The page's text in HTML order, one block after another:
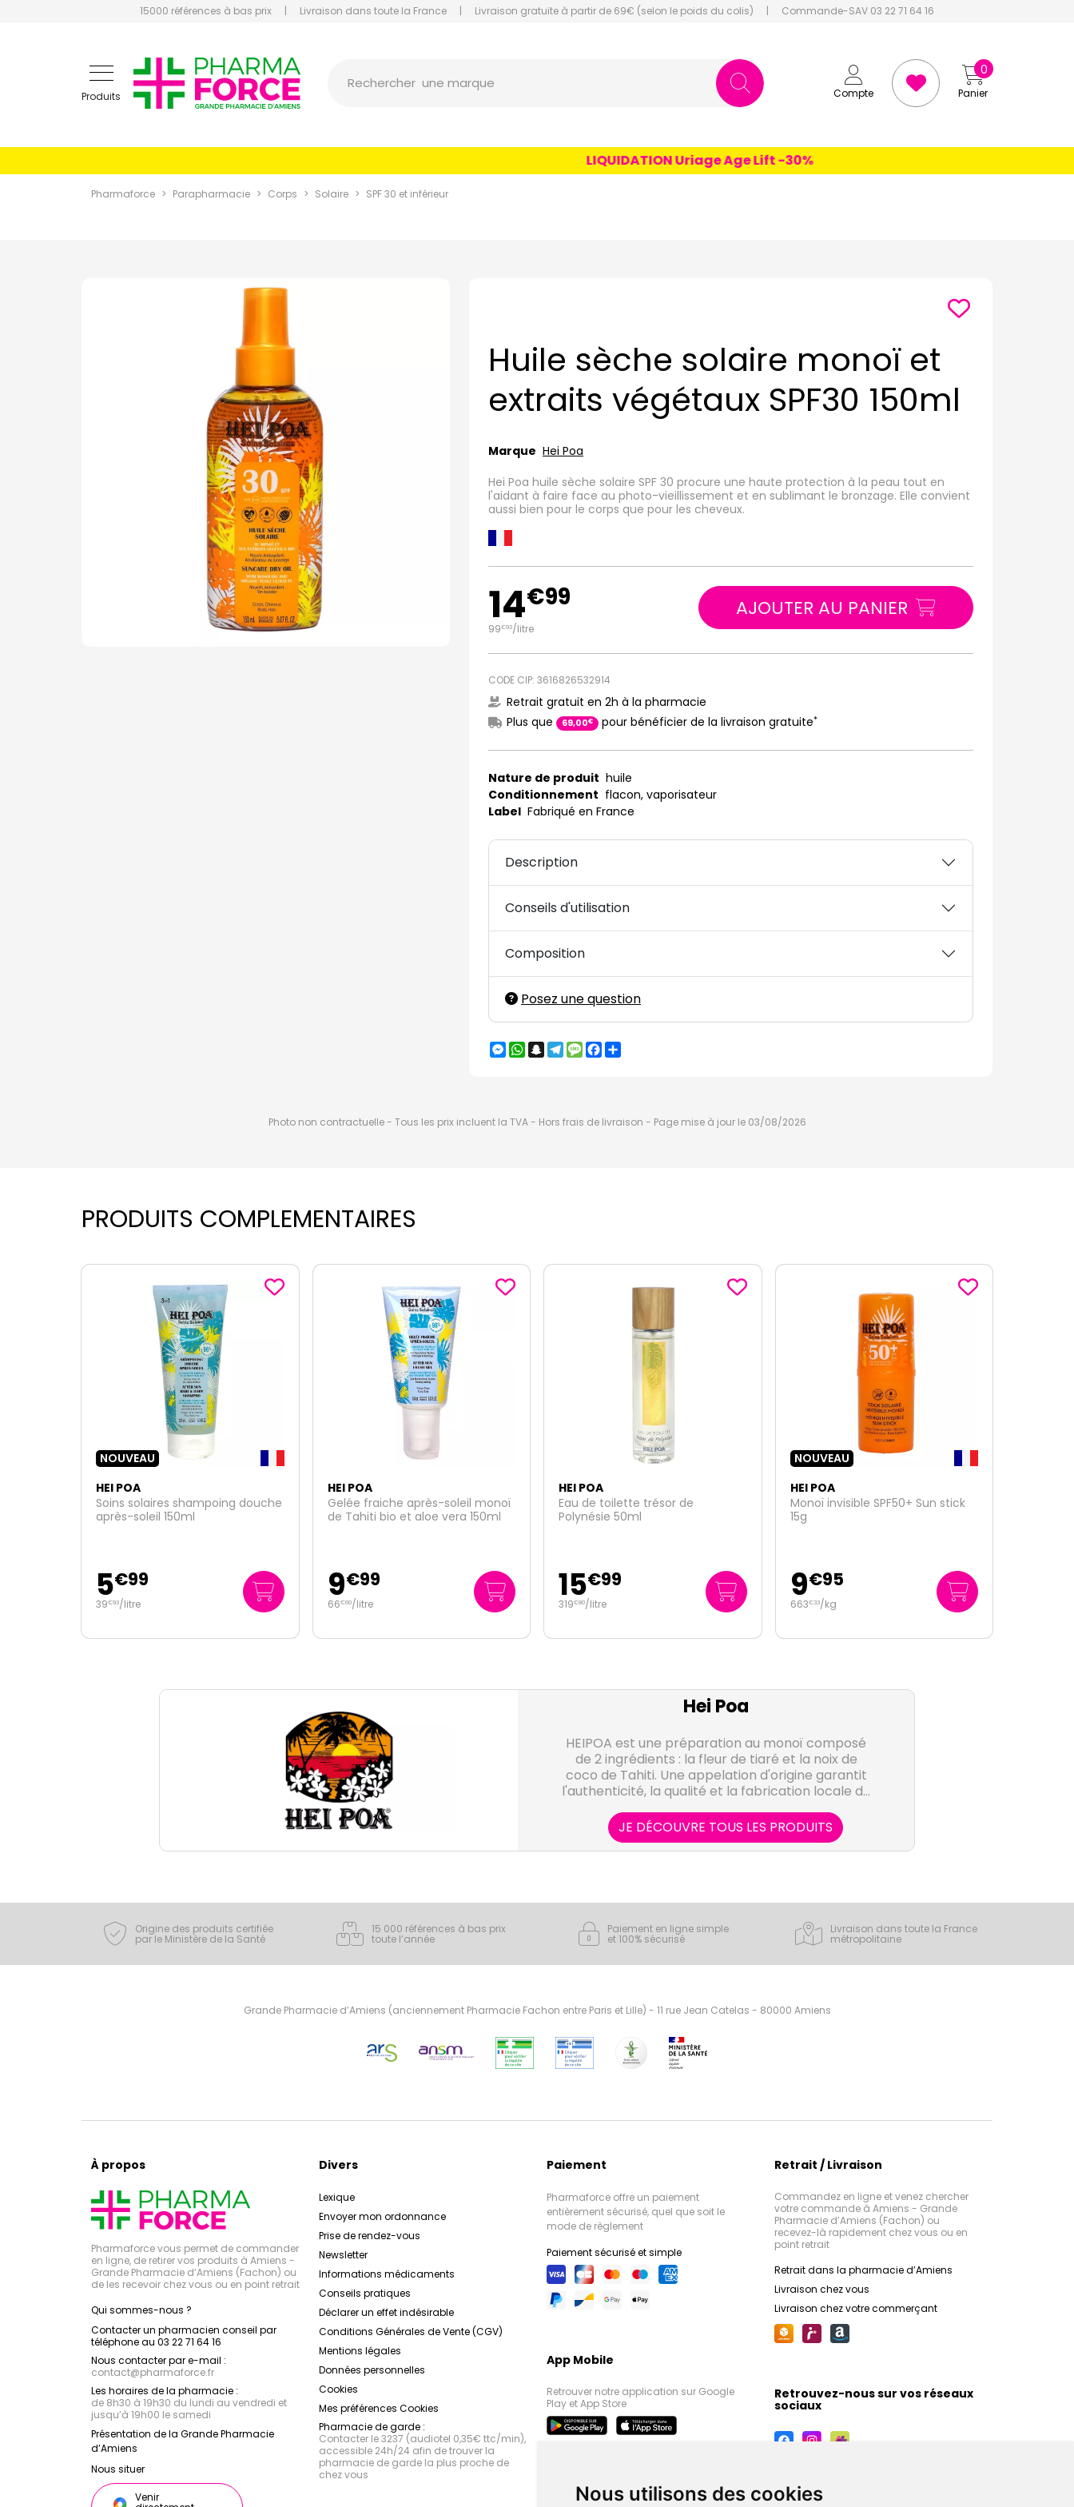
Nous utilisons des cookies
15000 références à bas prix | Livraison dans toute la France | Livraison gratuite à partir de 69€ (selon le poids du colis) | Commande-SAV 03 22 71 64 16
Produits Compte Panier
0
Rechercher
LIQUIDATION Uriage Age Lift -30%
Pharmaforce Parapharmacie Corps Solaire SPF 30 et inférieur
Huile sèche solaire monoï et
extraits végétaux SPF30 150ml
Marque Hei Poa
Hei Poa huile sèche solaire SPF 30 procure une haute protection à la peau tout en
l'aidant à faire face au photo-vieillissement et en sublimant le bronzage. Elle convient
aussi bien pour le corps que pour les cheveux.
14€99
99€93/litre
AJOUTER AU PANIER
CODE CIP: 3616826532914
Retrait gratuit en 2h à la pharmacie
Plus que
69,00€ pour bénéficier de la livraison gratuite*
Nature de produit huile
Conditionnement flacon, vaporisateur
Label Fabriqué en France
Description
Conseils d'utilisation
Composition
Posez une question
Messenger
WhatsApp
Snapchat
Telegram
MessageFacebook
Photo non contractuelle - Tous les prix incluent la TVA - Hors frais de livraison - Page mise à jour le 03/08/2026
PRODUITS COMPLEMENTAIRES
HEI POA
Gelée fraiche après-soleil monoï
de Tahiti bio et aloe vera 150ml
9€99
66€60/litre
HEI POA
Eau de toilette trésor de
Polynésie 50ml
15€99
319€80/litre
HEI POA
Monoï invisible SPF50+ Sun stick
15g
9€95
663€33/kg
HEI POA
Eco-recharge stick solaire visage
SPF50+ 15g
7€95
530€00/kg
Hei Poa
HEIPOA est une préparation au monoï composé
de 2 ingrédients : la fleur de tiaré et la noix de
coco de Tahiti. Une appelation d'origine garantit
l'authenticité, la qualité et la fabrication locale de
JE DÉCOUVRE TOUS LES PRODUITS
Origine des produits certifiée
par le Ministère de la Santé
15 000 références à bas prix
toute l’année
Paiement en ligne simple
et 100% sécurisé
Livraison dans toute la France
métropolitaine
Grande Pharmacie d’Amiens (anciennement Pharmacie Fachon entre Paris et Lille) - 11 rue Jean Catelas - 80000 Amiens
À propos
Pharmaforce vous permet de commander
en ligne, de retirer vos produits à Amiens -
Grande Pharmacie d’Amiens (Fachon) ou
de les recevoir chez vous ou en point retrait
Qui sommes-nous ?
Contacter un pharmacien conseil par
téléphone au 03 22 71 64 16
Nous contacter par e-mail :
contact@pharmaforce.fr
Les horaires de la pharmacie :
de 8h30 à 19h30 du lundi au vendredi et
jusqu’à 19h00 le samedi
Présentation de la Grande Pharmacie
d’Amiens
Nous situer
Venir
Divers
Lexique
Envoyer mon ordonnance
Prise de rendez-vous
Newsletter
Informations médicaments
Conseils pratiques
Déclarer un effet indésirable
Conditions Générales de Vente (CGV)
Mentions légales
Données personnelles
Cookies
Mes préférences Cookies
Pharmacie de garde :
Contacter le 3237 (audiotel 0,35€ ttc/min),
accessible 24h/24 afin de trouver la
pharmacie de garde la plus proche de
chez vous
Paiement
Pharmaforce offre un paiement
entièrement sécurisé, quel que soit le
mode de règlement
Paiement sécurisé et simple
App Mobile
Retrouver notre application sur Google
Play et App Store
Retrait / Livraison
Commandez en ligne et venez chercher
votre commande à Amiens - Grande
Pharmacie d’Amiens (Fachon) ou
recevez-là rapidement chez vous ou en
point retrait
Retrait dans la pharmacie d’Amiens
Livraison chez vous
Livraison chez votre commerçant
Retrouvez-nous sur vos réseaux
sociaux